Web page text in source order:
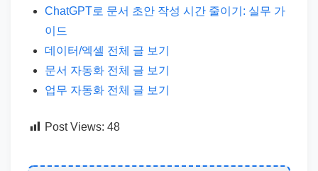
ChatGPT로 문서 초안 작성 시간 줄이기: 실무 가
이드
데이터/엑셀 전체 글 보기
문서 자동화 전체 글 보기
업무 자동화 전체 글 보기
Post Views: 48